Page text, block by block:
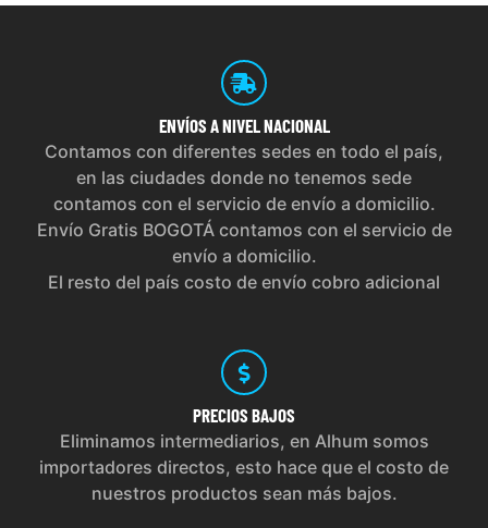
ENVÍOS A NIVEL NACIONAL
Contamos con diferentes sedes en todo el país,
en las ciudades donde no tenemos sede
contamos con el servicio de envío a domicilio.
Envío Gratis BOGOTÁ contamos con el servicio de
envío a domicilio.
El resto del país costo de envío cobro adicional
PRECIOS BAJOS
Eliminamos intermediarios, en Alhum somos
importadores directos, esto hace que el costo de
nuestros productos sean más bajos.